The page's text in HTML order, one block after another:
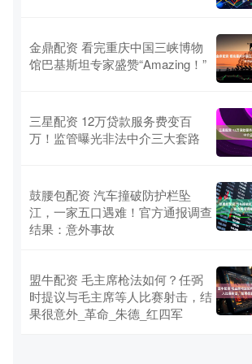
金鼎配资 看完重庆中国三峡博物
馆巴基斯坦专家盛赞“Amazing！”
三星配资 12万贷款服务费变百
万！监管曝光非法中介三大套路
鼓腰包配资 汽车撞破防护栏坠
江，一家五口遇难！官方通报调查
结果：意外事故
盟牛配资 毛主席枪法如何？任弼
时提议与毛主席等人比赛射击，结
果很意外_革命_朱德_红四军